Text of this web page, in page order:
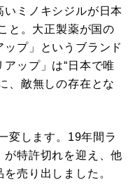
いミノキシジルが日本
と。大正製薬が国の
プ」というブランド
ップ」は“日本で唯
、敵無しの存在とな
変します。19年間ラ
が特許切れを迎え、他
売り出しました。